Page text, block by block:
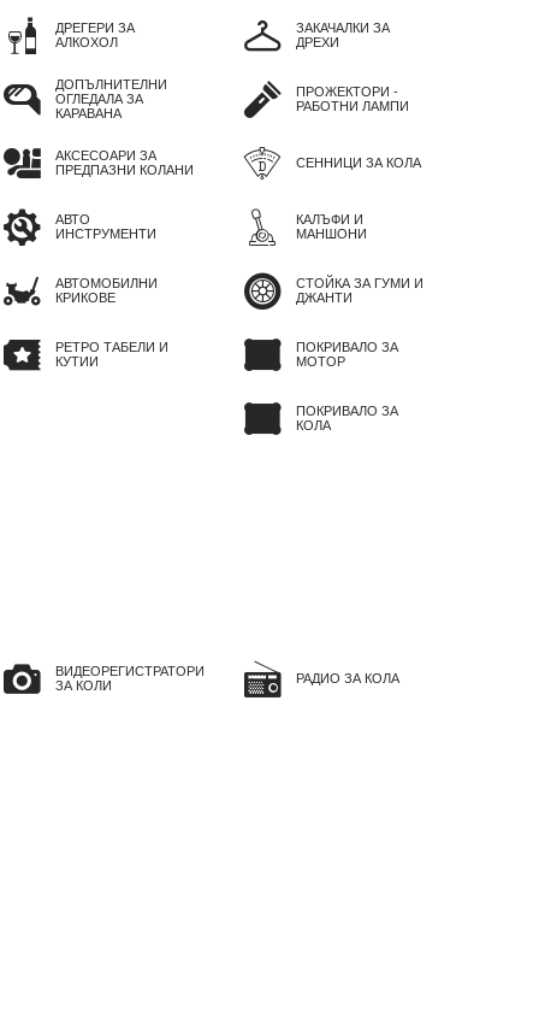
ДРЕГЕРИ ЗА
АЛКОХОЛ
ДОПЪЛНИТЕЛНИ
ОГЛЕДАЛА ЗА
КАРАВАНА
АКСЕСОАРИ ЗА
ПРЕДПАЗНИ КОЛАНИ
АВТО
ИНСТРУМЕНТИ
АВТОМОБИЛНИ
КРИКОВЕ
РЕТРО ТАБЕЛИ И
КУТИИ
ЗАКАЧАЛКИ ЗА
ДРЕХИ
ПРОЖЕКТОРИ -
РАБОТНИ ЛАМПИ
СЕННИЦИ ЗА КОЛА
КАЛЪФИ И
МАНШОНИ
СТОЙКА ЗА ГУМИ И
ДЖАНТИ
ПОКРИВАЛО ЗА
МОТОР
ПОКРИВАЛО ЗА
КОЛА
ВИДЕОРЕГИСТРАТОРИ
ЗА КОЛИ
РАДИО ЗА КОЛА